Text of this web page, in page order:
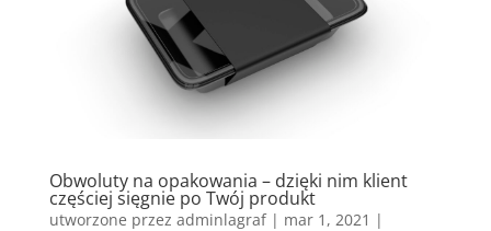
Obwoluty na opakowania – dzięki nim klient
częściej sięgnie po Twój produkt
utworzone przez adminlagraf| mar 1, 2021 |